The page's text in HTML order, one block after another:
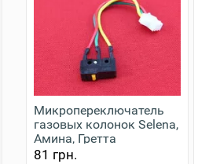
Микропереключатель
газовых колонок Selena,
Амина, Гретта
81 грн.